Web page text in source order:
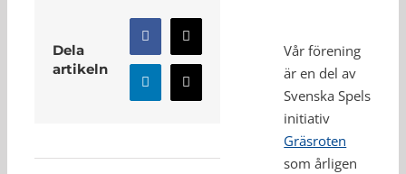
Dela
artikeln
Facebook
X
LinkedInE-
post
Vår förening
är en del av
Svenska Spels
initiativ
Gräsroten
som årligen